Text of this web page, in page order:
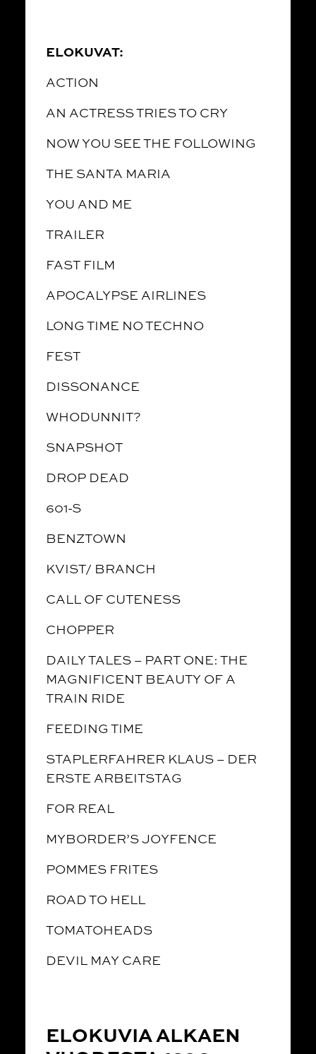
ELOKUVAT:
ACTION
AN ACTRESS TRIES TO CRY
NOW YOU SEE THE FOLLOWING
THE SANTA MARIA
YOU AND ME
TRAILER
FAST FILM
APOCALYPSE AIRLINES
LONG TIME NO TECHNO
FEST
DISSONANCE
WHODUNNIT?
SNAPSHOT
DROP DEAD
601-S
BENZTOWN
KVIST/ BRANCH
CALL OF CUTENESS
CHOPPER
DAILY TALES – PART ONE: THE
MAGNIFICENT BEAUTY OF A
TRAIN RIDE
FEEDING TIME
STAPLERFAHRER KLAUS – DER
ERSTE ARBEITSTAG
FOR REAL
MYBORDER’S JOYFENCE
POMMES FRITES
ROAD TO HELL
TOMATOHEADS
DEVIL MAY CARE
ELOKUVIA ALKAEN